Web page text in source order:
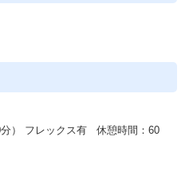
） フレックス有 休憩時間：60